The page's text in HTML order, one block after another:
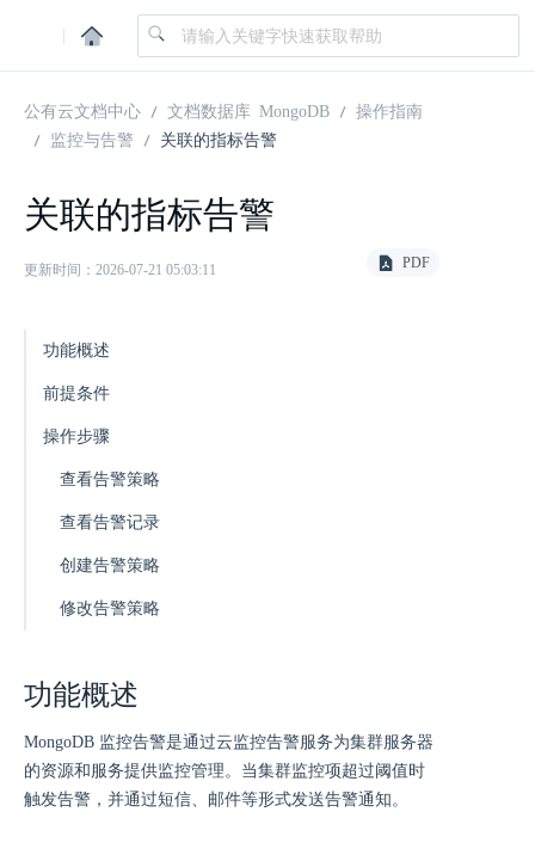
|
公有云文档中心 文档数据库 MongoDB
操作指南
监控与告警
关联的指标告警
关联的指标告警
更新时间：2026-07-21 05:03:11 PDF
功能概述
前提条件
操作步骤
查看告警策略
查看告警记录
创建告警策略
修改告警策略
功能概述
MongoDB 监控告警是通过云监控告警服务为集群服务器
的资源和服务提供监控管理。当集群监控项超过阈值时
触发告警，并通过短信、邮件等形式发送告警通知。